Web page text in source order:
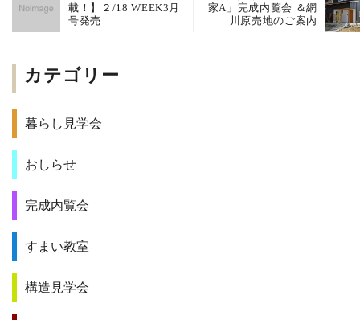
載！】２/18 WEEK3月
号発売
家A」完成内覧会 ＆網
川原売地のご案内
カテゴリー
暮らし見学会
おしらせ
完成内覧会
すまい教室
構造見学会